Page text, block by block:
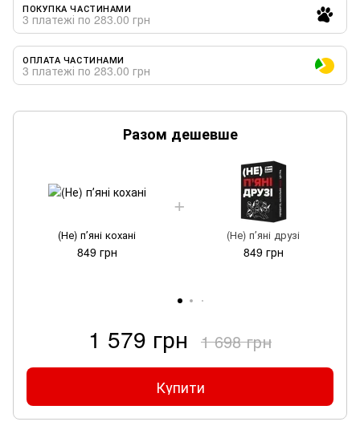
ПОКУПКА ЧАСТИНАМИ
3 платежі по 283.00 грн
ОПЛАТА ЧАСТИНАМИ
3 платежі по 283.00 грн
Разом дешевше
(Не) пʼяні кохані
849 грн
(Не) пʼяні друзі
849 грн
1 579 грн 1 698 грн
Купити